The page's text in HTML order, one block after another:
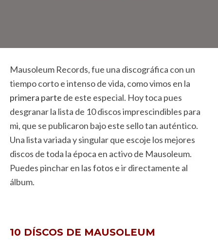
Mausoleum Records, fue una discográfica con un
tiempo corto e intenso de vida, como vimos en la
primera parte de este especial. Hoy toca pues
desgranar la lista de 10 discos imprescindibles para
mi, que se publicaron bajo este sello tan auténtico.
Una lista variada y singular que escoje los mejores
discos de toda la época en activo de Mausoleum.
Puedes pinchar en las fotos e ir directamente al
álbum.
10 DÍSCOS DE MAUSOLEUM